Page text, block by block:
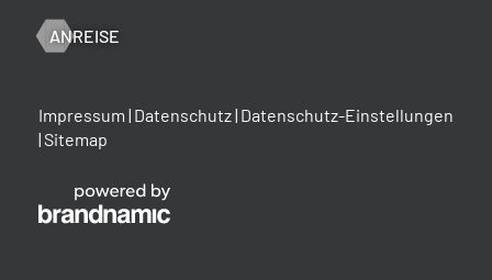
ANREISE
Impressum | Datenschutz| Datenschutz-Einstellungen
|Sitemap